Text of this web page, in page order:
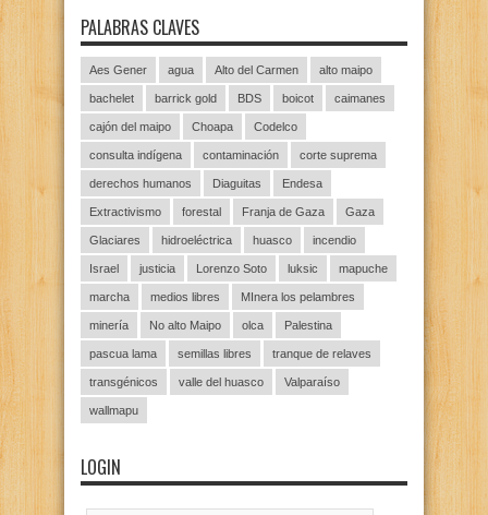
PALABRAS CLAVES
Aes Gener agua Alto del Carmen alto maipo
bachelet barrick gold BDS boicot caimanes
cajón del maipo Choapa Codelco
consulta indígena contaminación corte suprema
derechos humanos Diaguitas Endesa
Extractivismo forestal Franja de Gaza Gaza
Glaciares hidroeléctrica huasco incendio
Israel justicia Lorenzo Soto luksic mapuche
marcha medios libres MInera los pelambres
minería No alto Maipo olca Palestina
pascua lama semillas libres tranque de relaves
transgénicos valle del huasco Valparaíso
wallmapu
LOGIN